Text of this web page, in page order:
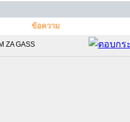
ข้อความ
ZA GASS